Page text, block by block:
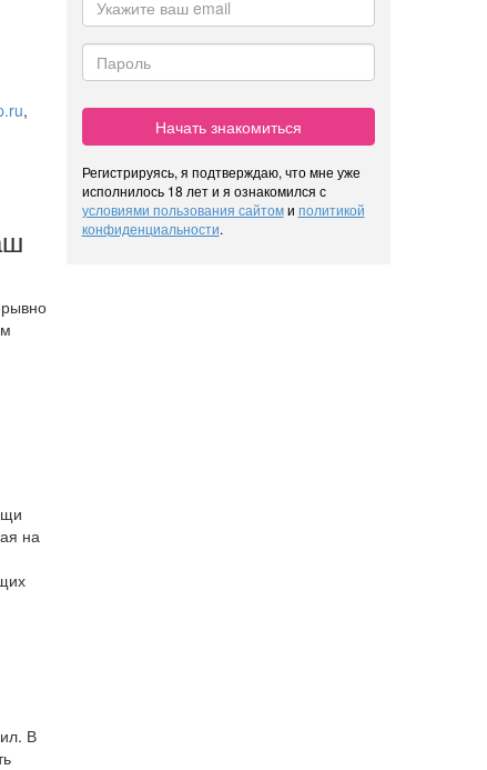
,
на
В
Начать знакомиться
Регистрируясь, я подтверждаю, что мне уже
исполнилось 18 лет и я ознакомился с
условиями пользования сайтоми политикой
конфиденциальности.